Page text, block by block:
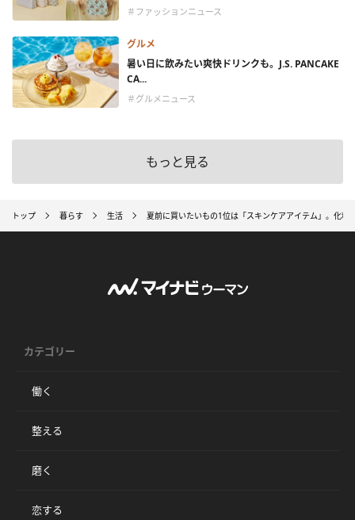
＃ファッションニュース
グルメ
暑い日に飲みたい爽快ドリンクも。J.S. PANCAKE
CA...
＃グルメニュース
もっと見る
トップ 暮らす 生活 夏前に買いたいもの1位は「スキンケアアイテム」。化粧
カテゴリー
働く
整える
磨く
恋する